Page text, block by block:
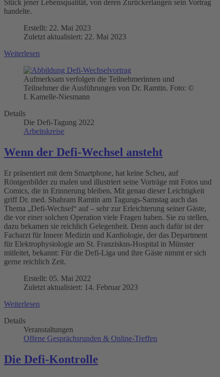
Stück jener Lebensqualität, von deren Zurückerlangen sein Vortrag
handelte.
Erstellt: 22. Mai 2023
Zuletzt aktualisiert: 22. Mai 2023
Weiterlesen
Aufmerksam verfolgen die Teilnehmerinnen und
Teilnehmer die Ausführungen von Dr. Ramtin. Foto: ©
I. Kamelle-Niesmann
Details
Die Defi-Tagung 2022
Arbeitskreise
Wenn der Defi-Wechsel ansteht
Er präsentiert mit dem Smartphone, hat keine Scheu, auf
Röntgenbilder zu malen und illustriert seine Vorträge mit Fotos und
Comics, die in Erinnerung bleiben. Mit genau dieser Leichtigkeit
griff Dr. med. Shahram Ramtin am Tagungs-Samstag auch das
Thema „Defi-Wechsel“ auf – sehr zur Erleichterung seiner Gäste,
die vor einer solchen Operation viele Fragen haben. Sie zu stellen,
dazu bekamen sie reichlich Gelegenheit. Denn auch dafür ist der
Facharzt für Innere Medizin und Kardiologie, der das Department
für Elektrophysiologie am St. Franziskus-Hospital in Münster
mitleitet, bekannt: Für die Defi-Liga und ihre Gäste nimmt er sich
gerne reichlich Zeit.
Erstellt: 05. Mai 2022
Zuletzt aktualisiert: 14. Februar 2023
Weiterlesen
Details
Veranstaltungen
Offene Gesprächsrunden & Online-Treffen
Die Defi-Kontrolle